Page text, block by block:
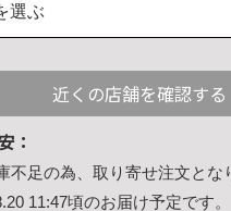
選ぶ
近くの店舗を確認する
：
不足の為、取り寄せ注文とな
11:47頃のお届け予定です。